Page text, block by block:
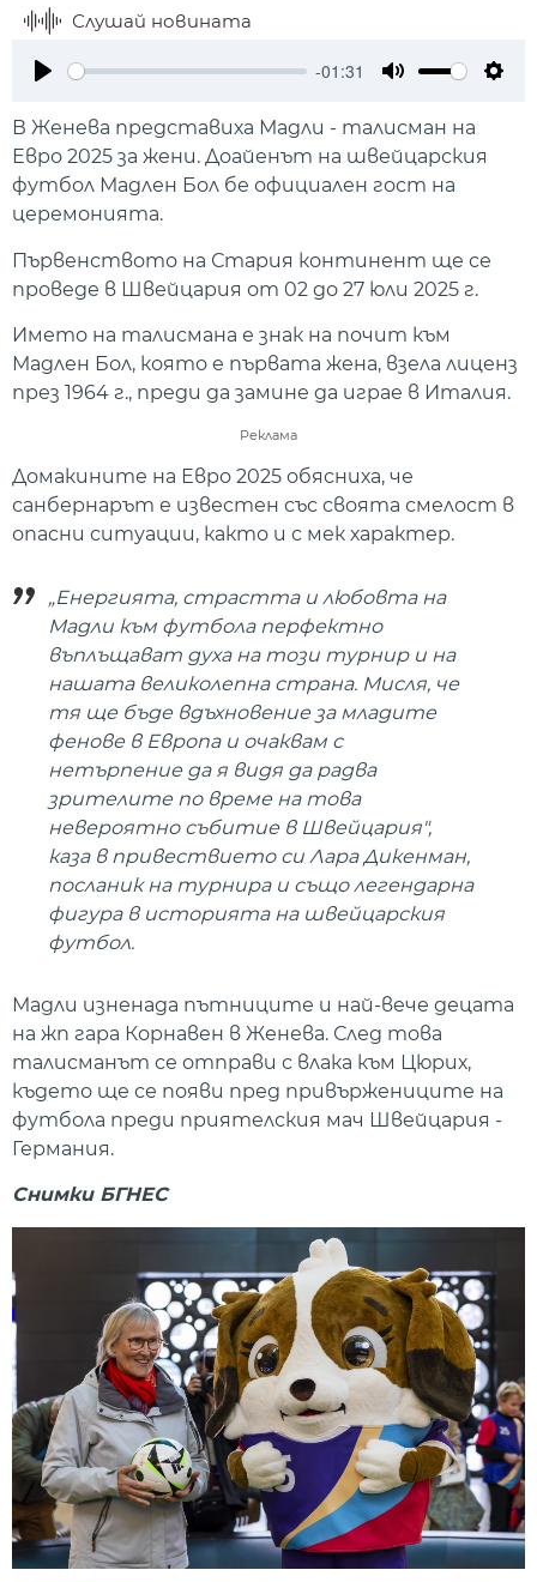
Слушай новината
-01:31
В Женева представиха Мадли - талисман на
Евро 2025 за жени. Доайенът на швейцарския
футбол Мадлен Бол бе официален гост на
церемонията.
Първенството на Стария континент ще се
проведе в Швейцария от 02 до 27 юли 2025 г.
Името на талисмана е знак на почит към
Мадлен Бол, която е първата жена, взела лиценз
през 1964 г., преди да замине да играе в Италия.
Реклама
Домакините на Евро 2025 обясниха, че
санбернарът е известен със своята смелост в
опасни ситуации, както и с мек характер.
„Енергията, страстта и любовта на
Мадли към футбола перфектно
въплъщават духа на този турнир и на
нашата великолепна страна. Мисля, че
тя ще бъде вдъхновение за младите
фенове в Европа и очаквам с
нетърпение да я видя да радва
зрителите по време на това
невероятно събитие в Швейцария",
каза в привествието си Лара Дикенман,
посланик на турнира и също легендарна
фигура в историята на швейцарския
футбол.
Мадли изненада пътниците и най-вече децата
на жп гара Корнавен в Женева. След това
талисманът се отправи с влака към Цюрих,
където ще се появи пред привържениците на
футбола преди приятелския мач Швейцария -
Германия.
Снимки БГНЕС